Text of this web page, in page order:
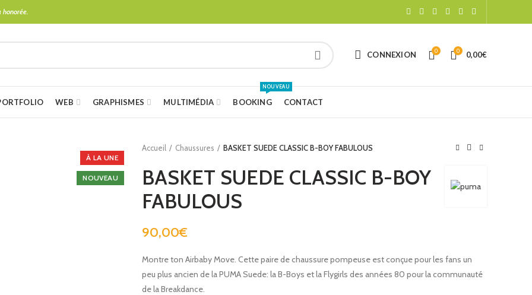
CONNEXION 0 0 0,00€
WEB GRAPHISMES MULTIMÉDIA BOOKING
NOUVEAU
CONTACT
À LA UNE
NOUVEAU
Accueil Chaussures BASKET SUEDE CLASSIC B-BOY FABULOUS
BASKET SUEDE CLASSIC B-BOY
FABULOUS
90,00€
Montre ton Airbaby Move. Cette paire de chaussure pompeuse est conçue pour les fans un
peu plus ancien de la PUMA Suede: la B-Boys et la Flygirls des années 80 pour la communauté
de la Breakdance.